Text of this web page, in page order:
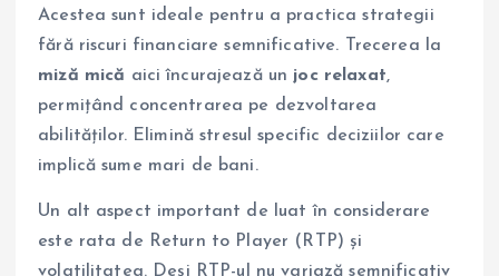
Acestea sunt ideale pentru a practica strategii
fără riscuri financiare semnificative. Trecerea la
miză mică aici încurajează un joc relaxat,
permițând concentrarea pe dezvoltarea
abilităților. Elimină stresul specific deciziilor care
implică sume mari de bani.
Un alt aspect important de luat în considerare
este rata de Return to Player (RTP) și
volatilitatea. Deși RTP-ul nu variază semnificativ